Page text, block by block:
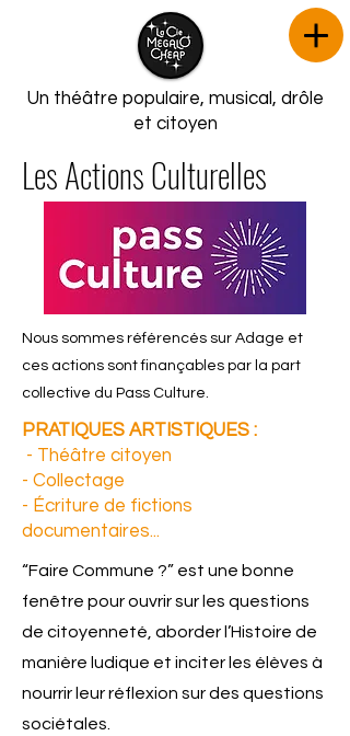
Un théâtre populaire, musical, drôle
et citoyen
Les Actions Culturelles
Nous sommes référencés sur Adage et
ces actions sont finançables par la part
collective du Pass Culture.
PRATIQUES ARTISTIQUES :
- Théâtre citoyen
- Collectage
- Écriture de fictions
documentaires...
“Faire Commune ?” est une bonne
fenêtre pour ouvrir sur les questions
de citoyenneté, aborder l’Histoire de
manière ludique et inciter les élèves à
nourrir leur réflexion sur des questions
sociétales.